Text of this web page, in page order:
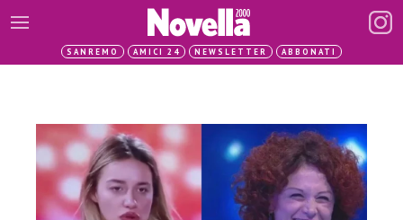
SANREMO AMICI 24 NEWSLETTER ABBONATI